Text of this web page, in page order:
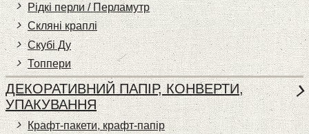
Рідкі перли / Перламутр
Скляні краплі
Скубі Ду
Топпери
ДЕКОРАТИВНИЙ ПАПІР, КОНВЕРТИ,
УПАКУВАННЯ
Крафт-пакети, крафт-папір